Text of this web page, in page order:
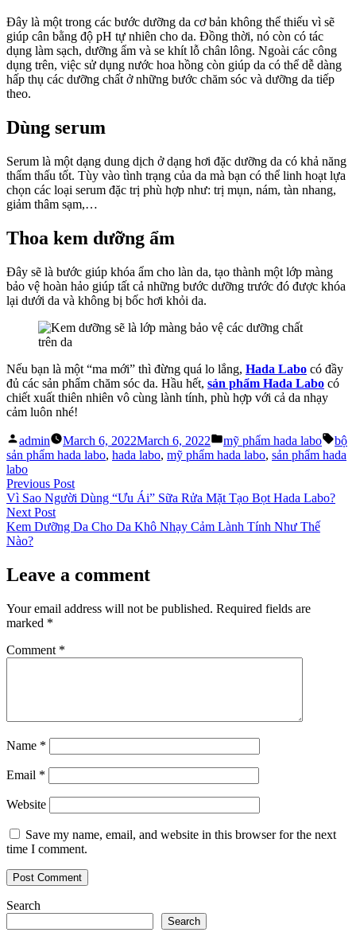
Đây là một trong các bước dưỡng da cơ bản không thể thiếu vì sẽ
giúp cân bằng độ pH tự nhiên cho da. Đồng thời, nó còn có tác
dụng làm sạch, dưỡng ẩm và se khít lỗ chân lông. Ngoài các công
dụng trên, việc sử dụng nước hoa hồng còn giúp da có thể dễ dàng
hấp thụ các dưỡng chất ở những bước chăm sóc và dưỡng da tiếp
theo.
Dùng serum
Serum là một dạng dung dịch ở dạng hơi đặc dưỡng da có khả năng
thẩm thấu tốt. Tùy vào tình trạng của da mà bạn có thể linh hoạt lựa
chọn các loại serum đặc trị phù hợp như: trị mụn, nám, tàn nhang,
giảm thâm sạm,…
Thoa kem dưỡng ẩm
Đây sẽ là bước giúp khóa ẩm cho làn da, tạo thành một lớp màng
bảo vệ hoàn hảo giúp tất cả những bước dưỡng trước đó được khóa
lại dưới da và không bị bốc hơi khỏi da.
Nếu bạn là một “ma mới” thì đừng quá lo lắng, Hada Labo có đầy
đủ các sản phẩm chăm sóc da. Hầu hết, sản phẩm Hada Labo có
chiết xuất thiên nhiên vô cùng lành tính, phù hợp với cả da nhạy
cảm luôn nhé!
Posted
by
admin March 6, 2022March 6, 2022
Posted
in
mỹ phẩm hada labo
bộ
sản phẩm hada labo, hada labo, mỹ phẩm hada labo, sản phẩm hada
labo
Post
navigation
Previous PostPrevious
post:
Vì Sao Người Dùng “Ưu Ái” Sữa Rửa Mặt Tạo Bọt Hada Labo?
Next PostNext
post:
Kem Dưỡng Da Cho Da Khô Nhạy Cảm Lành Tính Như Thế
Nào?
Leave a comment
Your email address will not be published. Required fields are
marked *
Comment *
Name *
Email *
Website
Save my name, email, and website in this browser for the next
time I comment.
Search
Search